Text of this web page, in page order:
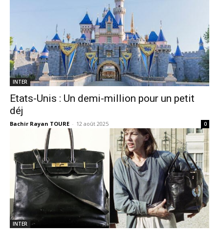
INTER
Etats-Unis : Un demi-million pour un petit
déj
Bachir Rayan TOURE - 12 août 2025 0
INTER